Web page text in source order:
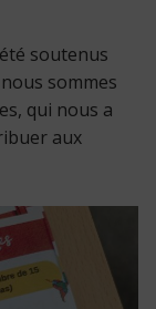
soutenus
sommes
qui nous a
aux